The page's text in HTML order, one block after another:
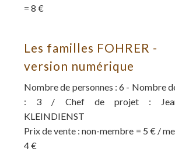
= 8 €
Les familles FOHRER -
version numérique
Nombre de personnes : 6 - Nombre
: 3 / Chef de projet : Jean-
KLEINDIENST
Prix de vente : non-membre = 5 € /
4 €